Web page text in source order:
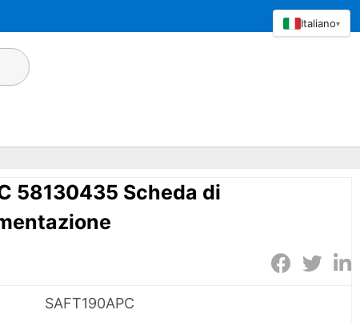
58130435 Scheda di
SAFT190APC
Italiano▾